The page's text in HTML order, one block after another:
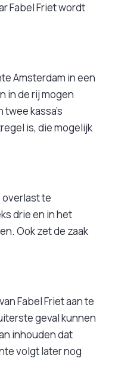
Fabel Friet wordt
Amsterdam in een
in de rij mogen
kassa’s
is, die mogelijk
overlast te
drie en in het
Ook zet de zaak
Fabel Friet aan te
geval kunnen
inhouden dat
volgt later nog